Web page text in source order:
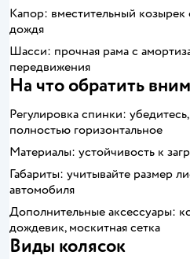
Капор: вместительный козырек
дождя
Шасси: прочная рама с
передвижения
На что обратить
Регулировка спинки:
полностью горизонтальное
Материалы: устойчивость к
Габариты: учитывайте размер
автомобиля
Дополнительные аксессуары:
дождевик, москитная сетка
Виды колясок